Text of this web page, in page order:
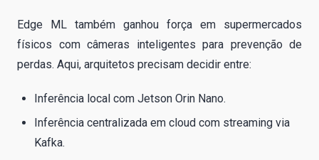
Edge ML também ganhou força em supermercados
físicos com câmeras inteligentes para prevenção de
perdas. Aqui, arquitetos precisam decidir entre:
Inferência local com Jetson Orin Nano.
Inferência centralizada em cloud com streaming via
Kafka.